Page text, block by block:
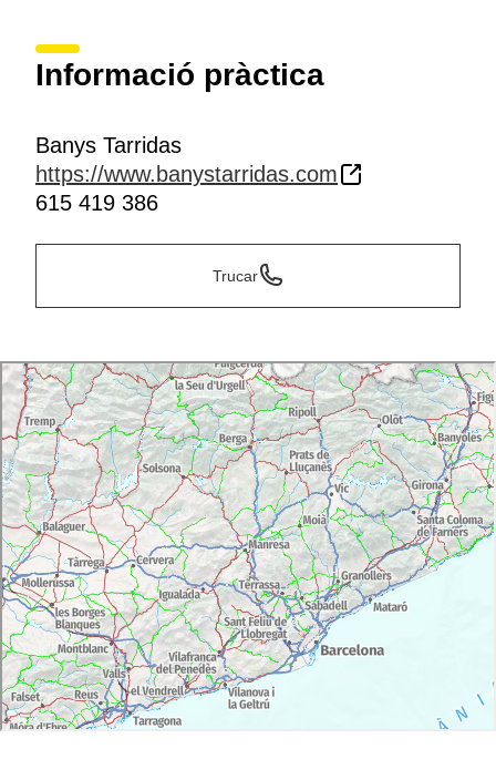
Informació pràctica
Banys Tarridas
https://www.banystarridas.com
615 419 386
Trucar